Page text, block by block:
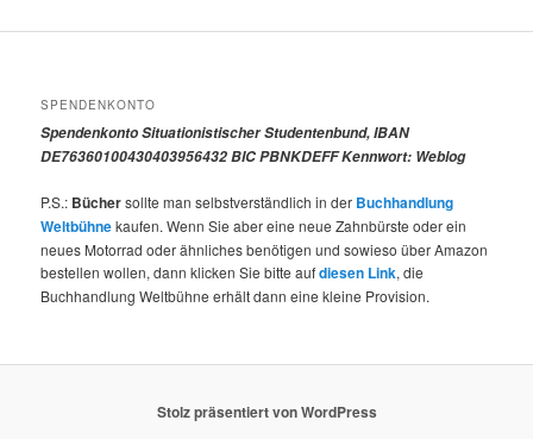
SPENDENKONTO
Spendenkonto Situationistischer Studentenbund, IBAN
DE76360100430403956432 BIC PBNKDEFF Kennwort: Weblog
P.S.: Büchersollte man selbstverständlich in der Buchhandlung
Weltbühnekaufen. Wenn Sie aber eine neue Zahnbürste oder ein
neues Motorrad oder ähnliches benötigen und sowieso über Amazon
bestellen wollen, dann klicken Sie bitte aufdiesen Link, die
Buchhandlung Weltbühne erhält dann eine kleine Provision.
Stolz präsentiert von WordPress